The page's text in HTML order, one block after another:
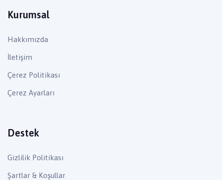
Kurumsal
Hakkımızda
İletişim
Çerez Politikası
Çerez Ayarları
Destek
Gizlilik Politikası
Şartlar & Koşullar